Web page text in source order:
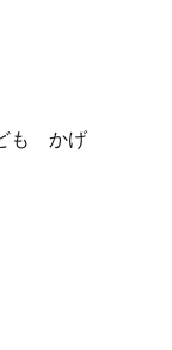
も かげ